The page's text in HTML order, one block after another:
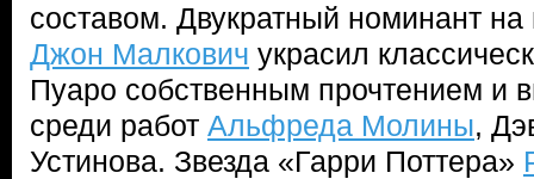
составом. Двукратный номинант
Джон Малкович украсил
Пуаро собственным прочтением и
среди работ Альфреда Молины,
Устинова. Звезда «Гарри Поттера»